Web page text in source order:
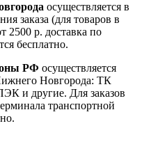
осуществляется в
заказа (для товаров в
2500 р. доставка по
бесплатно.
РФ осуществляется
Новгорода: ТК
и другие. Для заказов
транспортной